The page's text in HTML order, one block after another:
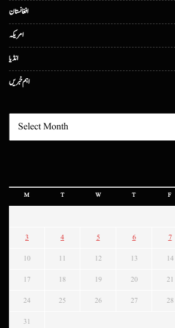
افغانستان
امریکہ
انڈیا
اہم خبریں
M T W T F
3 4 5 6 7
10 11 12 13 14
17 18 19 20 21
24 25 26 27 28
31